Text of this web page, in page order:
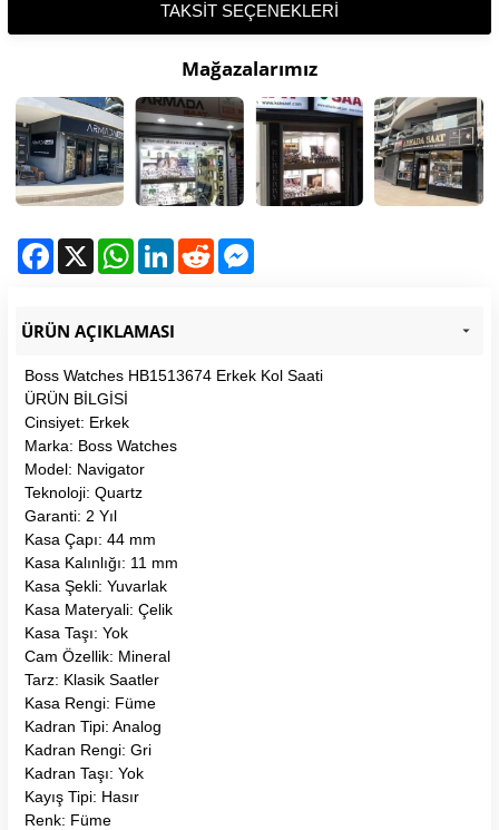
TAKSIT SEÇENEKLERI
Mağazalarımız
Facebook
X WhatsAppLinkedInReddit
ÜRÜN AÇIKLAMASI
Boss Watches HB1513674 Erkek Kol Saati
ÜRÜN BİLGİSİ
Cinsiyet: Erkek
Marka: Boss Watches
Model: Navigator
Teknoloji: Quartz
Garanti: 2 Yıl
Kasa Çapı: 44 mm
Kasa Kalınlığı: 11 mm
Kasa Şekli: Yuvarlak
Kasa Materyali: Çelik
Kasa Taşı: Yok
Cam Özellik: Mineral
Tarz: Klasik Saatler
Kasa Rengi: Füme
Kadran Tipi: Analog
Kadran Rengi: Gri
Kadran Taşı: Yok
Kayış Tipi: Hasır
Renk: Füme